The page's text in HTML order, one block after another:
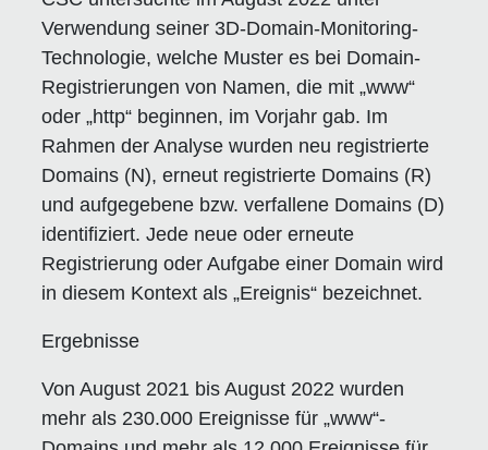
Verwendung seiner 3D-Domain-Monitoring-
Technologie, welche Muster es bei Domain-
Registrierungen von Namen, die mit „www“
oder „http“ beginnen, im Vorjahr gab. Im
Rahmen der Analyse wurden neu registrierte
Domains (N), erneut registrierte Domains (R)
und aufgegebene bzw. verfallene Domains (D)
identifiziert. Jede neue oder erneute
Registrierung oder Aufgabe einer Domain wird
in diesem Kontext als „Ereignis“ bezeichnet.
Ergebnisse
Von August 2021 bis August 2022 wurden
mehr als 230.000 Ereignisse für „www“-